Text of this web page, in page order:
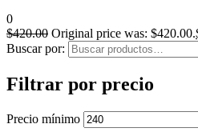
0
$420.00 Original price was: $420.00.
Buscar por:
Filtrar por precio
Precio mínimo